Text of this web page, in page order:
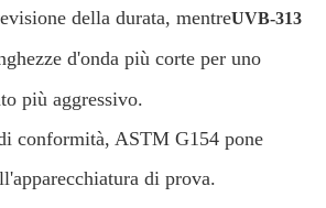
della durata, mentreUVB-313
d'onda più corte per uno
più aggressivo.
conformità, ASTM G154 pone
di prova.